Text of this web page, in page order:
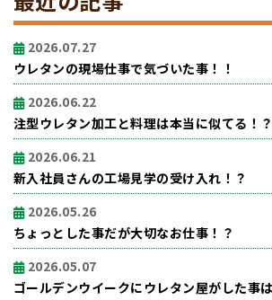
2026.07.27
ウレタンの現場仕事で気づいた事！！
2026.06.22
注型ウレタン加工と料理は本当に似てる！？
2026.06.21
新入社員さんの工場見学の受け入れ！？
2026.05.26
ちょっとした事だが大切なお仕事！？
2026.05.07
ゴールデンウイークにウレタン屋がした事